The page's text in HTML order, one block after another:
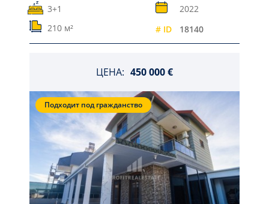
3+1
2022
210 м²
# ID 18140
ЦЕНА: 450 000 €
Подходит под гражданство